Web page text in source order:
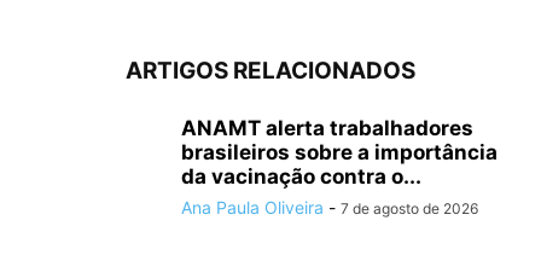
ARTIGOS RELACIONADOS
ANAMT alerta trabalhadores
brasileiros sobre a importância
da vacinação contra o...
Ana Paula Oliveira - 7 de agosto de 2026